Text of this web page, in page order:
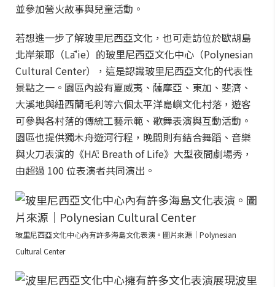
並參加營火故事與兒童活動。
若想進一步了解玻里尼西亞文化，也可走訪位於歐胡島
北岸萊耶（Lāʻie）的玻里尼西亞文化中心（Polynesian
Cultural Center），這是認識玻里尼西亞文化的代表性
景點之一。園區內設有夏威夷、薩摩亞、東加、斐濟、
大溪地與紐西蘭毛利等六個太平洋島嶼文化村落，遊客
可參與各村落的傳統工藝示範、歌舞表演與互動活動。
園區也提供獨木舟遊河行程，晚間則有結合舞蹈、音樂
與火刀表演的《HĀ: Breath of Life》大型夜間劇場秀，
由超過 100 位表演者共同演出。
玻里尼西亞文化中心內有許多海島文化表演。圖片來源｜Polynesian
Cultural Center